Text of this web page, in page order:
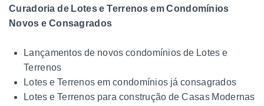
Curadoria de Lotes e Terrenos em Condomínios
Novos e Consagrados
Lançamentos de novos condomínios de Lotes e
Terrenos
Lotes e Terrenos em condomínios já consagrados
Lotes e Terrenos para construção de Casas Modernas